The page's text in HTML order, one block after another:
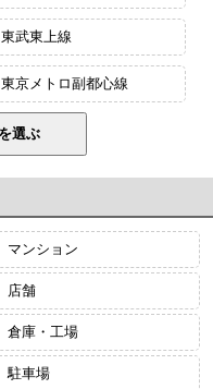
東武東上線
東京メトロ副都心線
マンション
店舗
倉庫・工場
駐車場